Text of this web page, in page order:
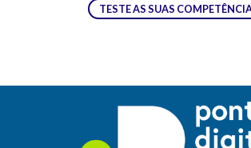
TESTE AS SUAS
Ações